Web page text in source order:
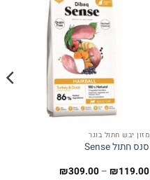
מזון יבש חתול בוגר
סנס חתול Sense
₪119.00
–
₪309.00 טווח